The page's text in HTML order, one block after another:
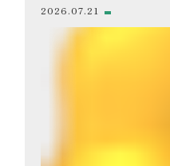
2026.07.21